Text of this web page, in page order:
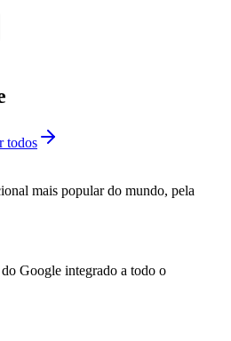
todos
mais popular do mundo, pela
Google integrado a todo o